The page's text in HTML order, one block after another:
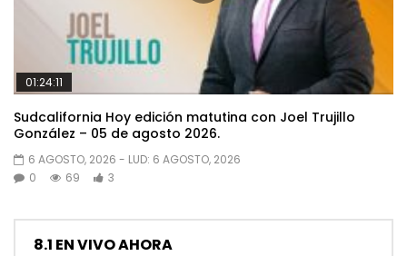
01:24:11
Sudcalifornia Hoy edición matutina con Joel Trujillo
González – 05 de agosto 2026.
6 AGOSTO, 2026 - LUD: 6 AGOSTO, 2026
0
69 3
8.1 EN VIVO AHORA